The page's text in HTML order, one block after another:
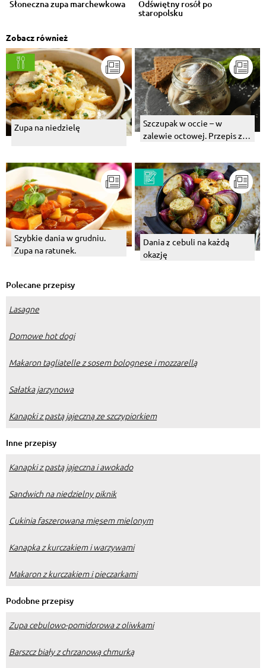
Słoneczna zupa marchewkowa Odświętny rosół po
staropolsku
Zobacz również
Zupa na niedzielę
Szczupak w occie – w
zalewie octowej. Przepis z
Szybkie dania w grudniu.
Zupa na ratunek.
Dania z cebuli na każdą
okazję
Polecane przepisy
Lasagne
Domowe hot dogi
Makaron tagliatelle z sosem bolognese i mozzarellą
Sałatka jarzynowa
Kanapki z pastą jajeczną ze szczypiorkiem
Inne przepisy
Kanapki z pastą jajeczna i awokado
Sandwich na niedzielny piknik
Cukinia faszerowana mięsem mielonym
Kanapka z kurczakiem i warzywami
Makaron z kurczakiem i pieczarkami
Podobne przepisy
Zupa cebulowo-pomidorowa z oliwkami
Barszcz biały z chrzanową chmurką